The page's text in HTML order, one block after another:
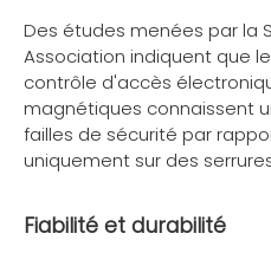
Des études menées par la
Association indiquent que
contrôle d'accès
magnétiques connaissent
failles de sécurité par
uniquement sur des
Fiabilité et durabilité